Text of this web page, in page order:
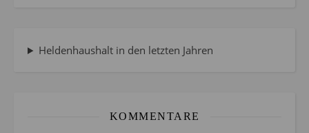
Heldenhaushalt in den letzten Jahren
KOMMENTARE